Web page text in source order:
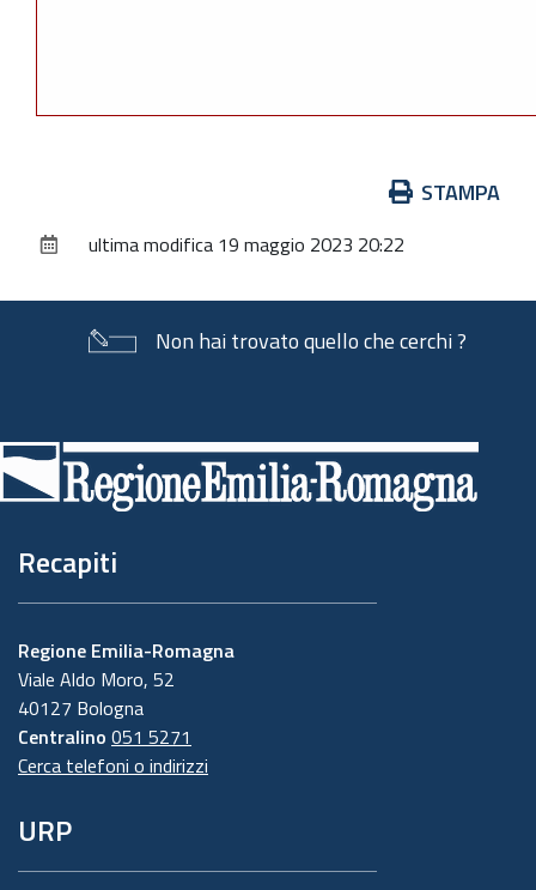
documento
STAMPA
ultima modifica 19 maggio 2023 20:22
Non hai trovato quello che cerchi ?
di
pagina
Recapiti
Regione Emilia-Romagna
Viale Aldo Moro, 52
40127 Bologna
Centralino 051 5271
Cerca telefoni o indirizzi
URP